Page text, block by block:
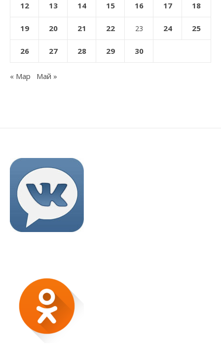
12 13 14 15 16 17 18
19 20 21 22 23 24 25
26 27 28 29 30
« Мар Май »